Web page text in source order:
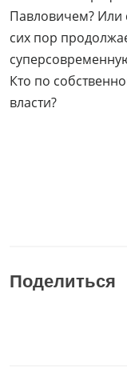
Павловичем? Или
сих пор
Кто по
власти?
Поделиться